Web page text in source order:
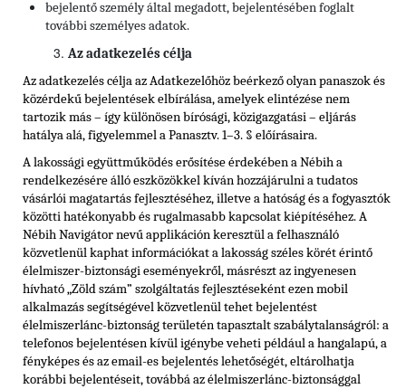
bejelentő személy által megadott, bejelentésében foglalt
további személyes adatok.
Az adatkezelés célja
Az adatkezelés célja az Adatkezelőhöz beérkező olyan panaszok és
közérdekű bejelentések elbírálása, amelyek elintézése nem
tartozik más – így különösen bírósági, közigazgatási – eljárás
hatálya alá, figyelemmel a Panasztv. 1–3. § előírásaira.
A lakossági együttműködés erősítése érdekében a Nébih a
rendelkezésére álló eszközökkel kíván hozzájárulni a tudatos
vásárlói magatartás fejlesztéséhez, illetve a hatóság és a fogyasztók
közötti hatékonyabb és rugalmasabb kapcsolat kiépítéséhez. A
Nébih Navigátor nevű applikáción keresztül a felhasználó
közvetlenül kaphat információkat a lakosság széles körét érintő
élelmiszer-biztonsági eseményekről, másrészt az ingyenesen
hívható „Zöld szám” szolgáltatás fejlesztéseként ezen mobil
alkalmazás segítségével közvetlenül tehet bejelentést
élelmiszerlánc-biztonság területén tapasztalt szabálytalanságról: a
telefonos bejelentésen kívül igénybe veheti például a hangalapú, a
fényképes és az email-es bejelentés lehetőségét, eltárolhatja
korábbi bejelentéseit, továbbá az élelmiszerlánc-biztonsággal